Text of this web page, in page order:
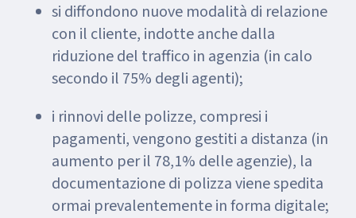
si diffondono nuove modalità di relazione
con il cliente, indotte anche dalla
riduzione del traffico in agenzia (in calo
secondo il 75% degli agenti);
i rinnovi delle polizze, compresi i
pagamenti, vengono gestiti a distanza (in
aumento per il 78,1% delle agenzie), la
documentazione di polizza viene spedita
ormai prevalentemente in forma digitale;